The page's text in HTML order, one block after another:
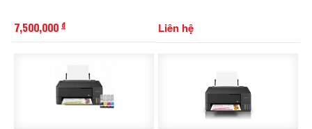
7,500,000 đ Liên hệ